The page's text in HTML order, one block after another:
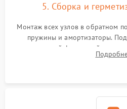
5. Сборка и
Монтаж всех узлов в обратном
пружины и амортизаторы.
надежной фиксацией
герметиком для предотвращения